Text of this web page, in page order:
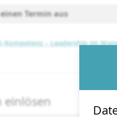
Termin aus
Kompetenz – Leadership im
einlösen